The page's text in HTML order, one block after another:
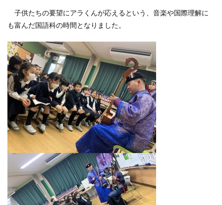
子供たちの要望にアラくんが応えるという、音楽や国際理解に
も富んだ国語科の時間となりました。